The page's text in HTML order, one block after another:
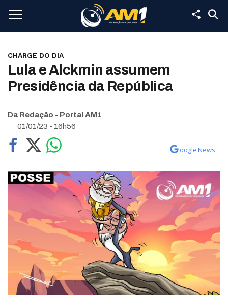
CHARGE DO DIA
Lula e Alckmin assumem
Presidência da República
Da Redação - Portal AM1
01/01/23 - 16h56
oogle News